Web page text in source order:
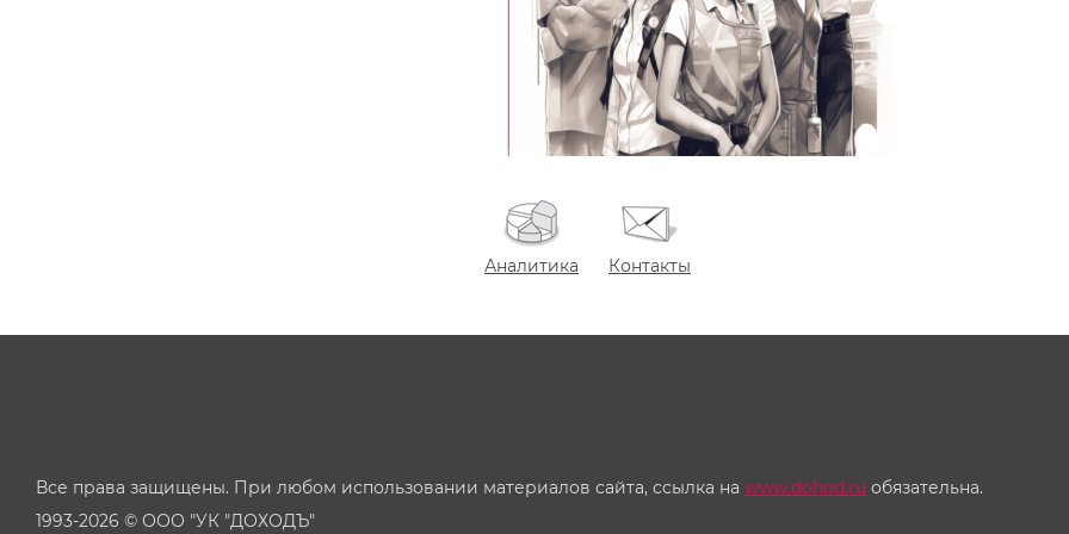
Аналитика Контакты
Все права защищены. При любом использовании материалов сайта, ссылка на www.dohod.ru обязательна.
1993-2026 © ООО "УК "ДОХОДЪ"